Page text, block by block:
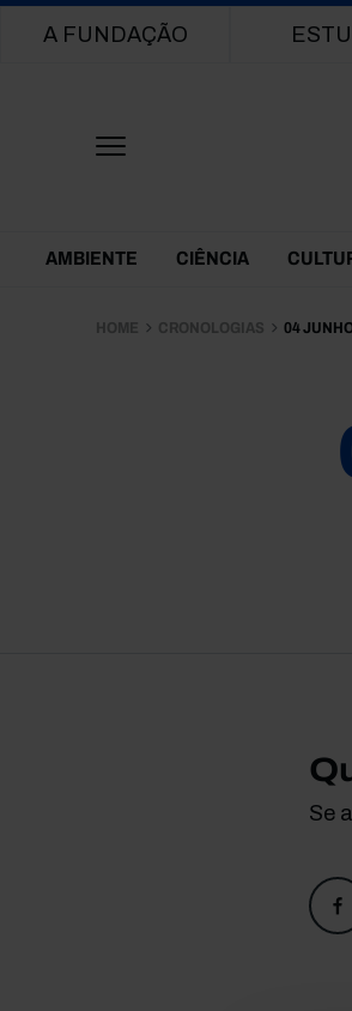
Main navigation
A FUNDAÇÃO
Themes Menu
AMBIENTE CIÊNCIA
HOME CRONOLOGIAS 04
Se